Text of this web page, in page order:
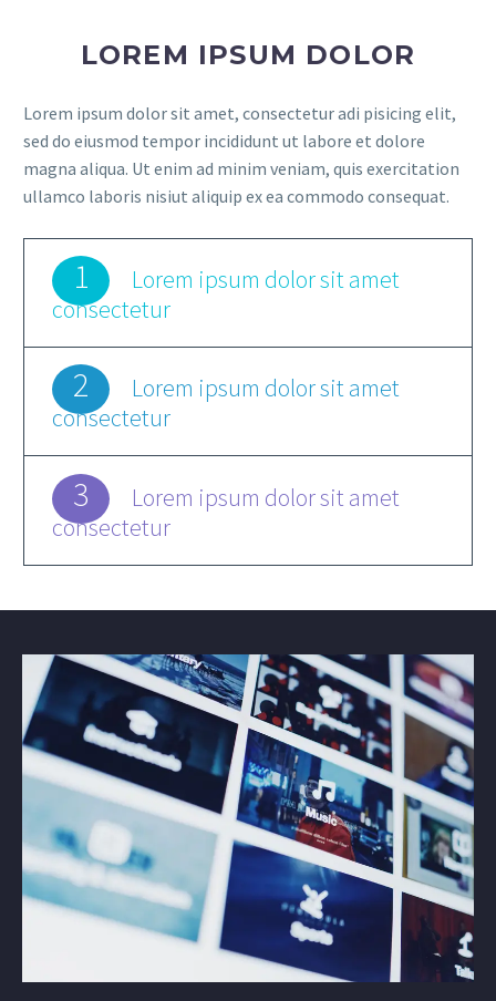
LOREM IPSUM DOLOR
Lorem ipsum dolor sit amet, consectetur adi pisicing elit,
sed do eiusmod tempor incididunt ut labore et dolore
magna aliqua. Ut enim ad minim veniam, quis exercitation
ullamco laboris nisiut aliquip ex ea commodo consequat.
1
Lorem ipsum dolor sit amet
consectetur
2
Lorem ipsum dolor sit amet
consectetur
3
Lorem ipsum dolor sit amet
consectetur